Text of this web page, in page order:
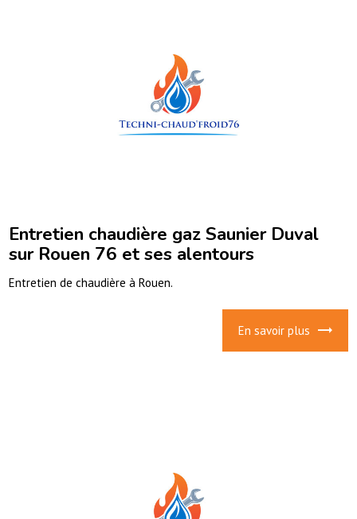
Entretien chaudière gaz Saunier Duval
sur Rouen 76 et ses alentours
Entretien de chaudière à Rouen.
En savoir plus